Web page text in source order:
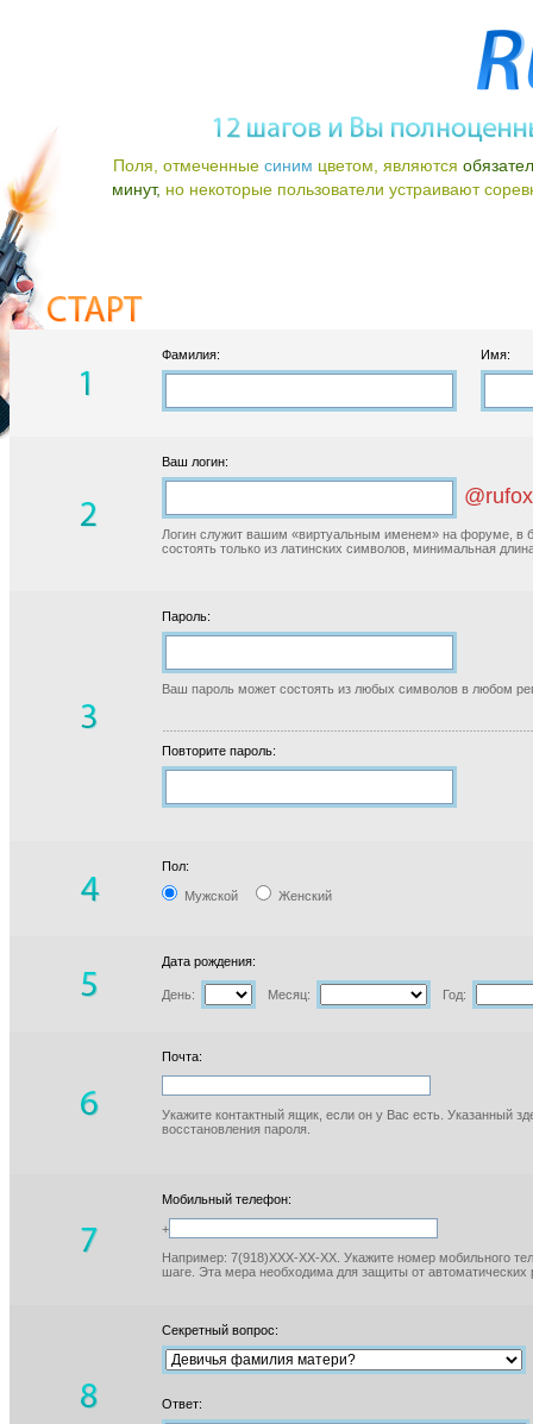
Поля, отмеченные синим цветом, являются
минут, но некоторые пользователи устраивают
Фамилия: Имя:
Ваш логин:
Логин служит вашим «виртуальным именем» на форуме, в
состоять только из латинских символов, минимальная
Пароль:
Ваш пароль может состоять из любых символов в любом
Повторите пароль:
Пол:
Мужской Женский
Дата рождения:
День: Месяц: Год:
Почта:
Укажите контактный ящик, если он у Вас есть. Указанный
восстановления пароля.
Мобильный телефон:
+
Например: 7(918)XXX-XX-XX. Укажите номер мобильного
шаге. Эта мера необходима для защиты от автоматических
Секретный вопрос:
Ответ: